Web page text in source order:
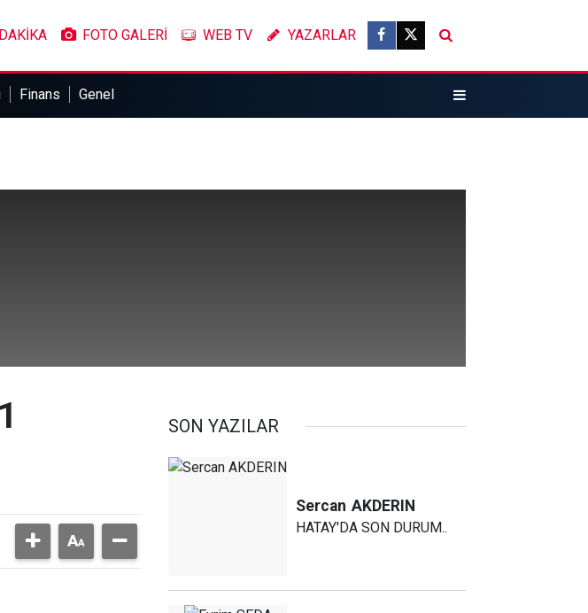
FOTO GALERİ WEB TV YAZARLAR
Finans Genel
SON YAZILAR
Sercan AKDERIN
HATAY'DA SON DURUM..